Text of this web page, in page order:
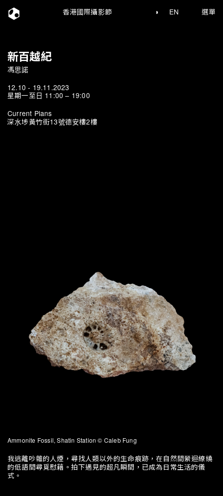
香港國際攝影節 ◑ EN 選單
新百越紀
馮思諾
12.10 - 19.11.2023
星期一至日 11:00 – 19:00
Current Plans
深水埗黃竹街13號德安樓2樓
Ammonite Fossil, Shatin Station © Caleb Fung
我逃離吵雜的人煙，尋找人類以外的生命痕跡，在自然間縈迴繚繞
的低語間尋覓慰藉。拍下遇見的超凡瞬間，已成為日常生活的儀
式。